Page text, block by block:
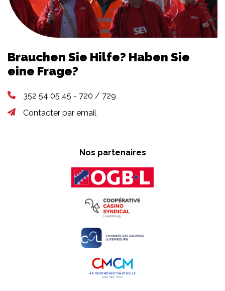
Brauchen Sie Hilfe? Haben Sie
eine Frage?
352 54 05 45 - 720 / 729
Contacter par email
Nos partenaires